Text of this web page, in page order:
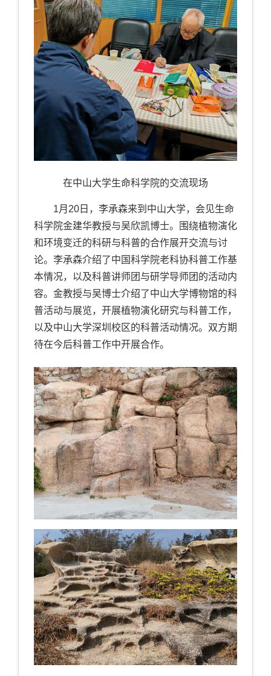
在中山大学生命科学院的交流现场
1月20日，李承森来到中山大学，会见生命
科学院金建华教授与吴欣凯博士。围绕植物演化
和环境变迁的科研与科普的合作展开交流与讨
论。李承森介绍了中国科学院老科协科普工作基
本情况，以及科普讲师团与研学导师团的活动内
容。金教授与吴博士介绍了中山大学博物馆的科
普活动与展览，开展植物演化研究与科普工作，
以及中山大学深圳校区的科普活动情况。双方期
待在今后科普工作中开展合作。